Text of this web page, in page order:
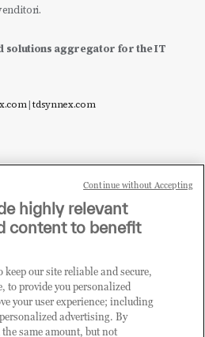
solutions aggregator for the IT
|tdsynnex.com
e desideri acquistare
trattate sul blog?
E DIVENTA
TD SYNNEX
highly relevant
content to benefit
keep our site reliable and secure,
to provide you personalized
your user experience; including
advertising. By
same amount, but not
Continue without Accepting